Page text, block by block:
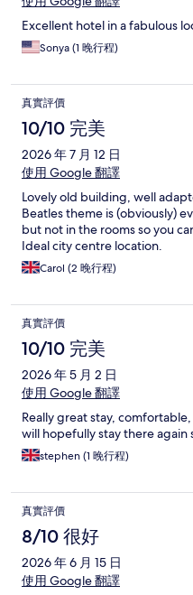
Excellent hotel in a fabulous
Sonya (1 晚行程)
真實評價
10/10 完美
2026 年 7 月 12 日
使用 Google 翻譯
Lovely old building, well
Beatles theme is (obviously)
but not in the rooms so you
Ideal city centre location.
Carol (2 晚行程)
真實評價
10/10 完美
2026 年 5 月 2 日
使用 Google 翻譯
Really great stay,
will hopefully stay there again
stephen (1 晚行程)
真實評價
8/10 很好
2026 年 6 月 15 日
使用 Google 翻譯